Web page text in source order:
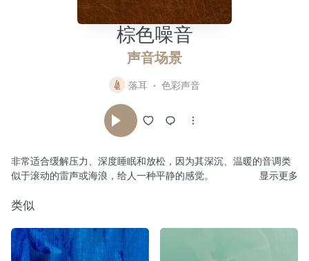
棕色噪音
声音场景
落耳 色彩声音
非常适合缓解压力、深度睡眠和放松，因为其深沉、温暖的音调类
似于滚动的雷声或海浪，给人一种平静的感觉。
显示更多
类似